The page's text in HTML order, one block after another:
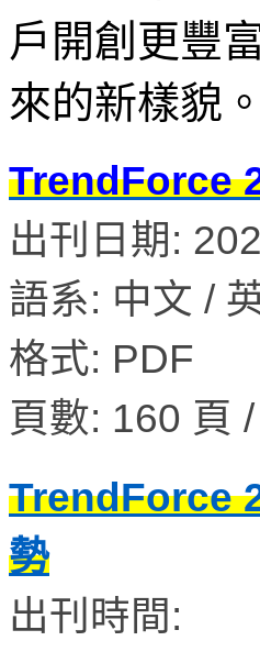
戶開創更豐
來的新樣貌。
TrendForce
出刊日期:
語系: 中文 /
格式: PDF
頁數: 160 頁
TrendForce
勢
出刊時間: